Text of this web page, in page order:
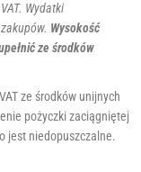
Wydatki
Wysokość
ze środków
ze środków unijnych
pożyczki zaciągniętej
jest niedopuszczalne.